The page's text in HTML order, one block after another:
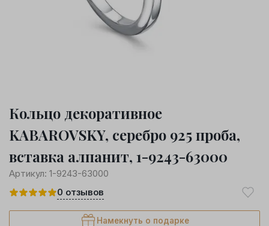
Кольцо декоративное
KABAROVSKY, серебро 925 проба,
вставка алпанит, 1-9243-63000
Артикул: 1-9243-63000
0 отзывов
Намекнуть о подарке